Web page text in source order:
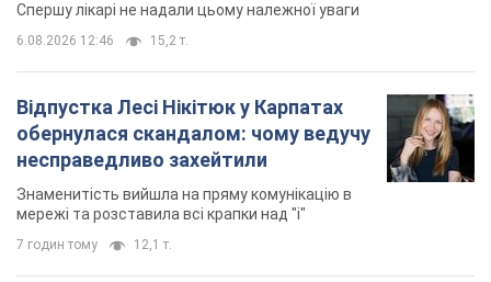
Спершу лікарі не надали цьому належної уваги
6.08.2026 12:46 15,2 т.
Відпустка Лесі Нікітюк у Карпатах
обернулася скандалом: чому ведучу
несправедливо захейтили
Знаменитість вийшла на пряму комунікацію в
мережі та розставила всі крапки над "і"
7 годин тому 12,1 т.